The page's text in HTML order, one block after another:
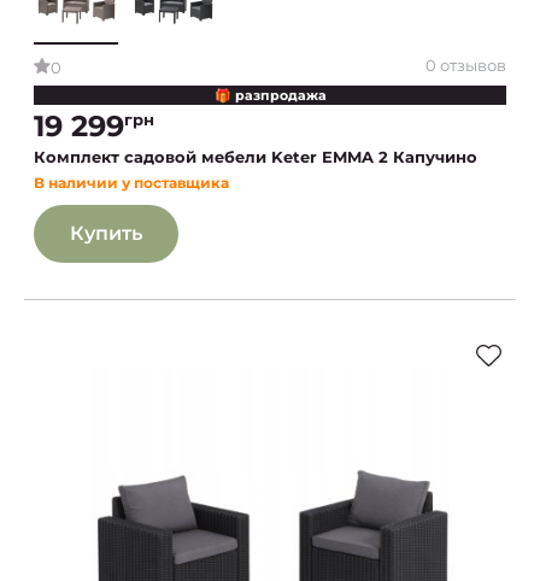
0 0 отзывов
🎁 разпродажа
19 299грн
Комплект садовой мебели Keter EMMA 2 Капучино
В наличии у поставщика
Купить